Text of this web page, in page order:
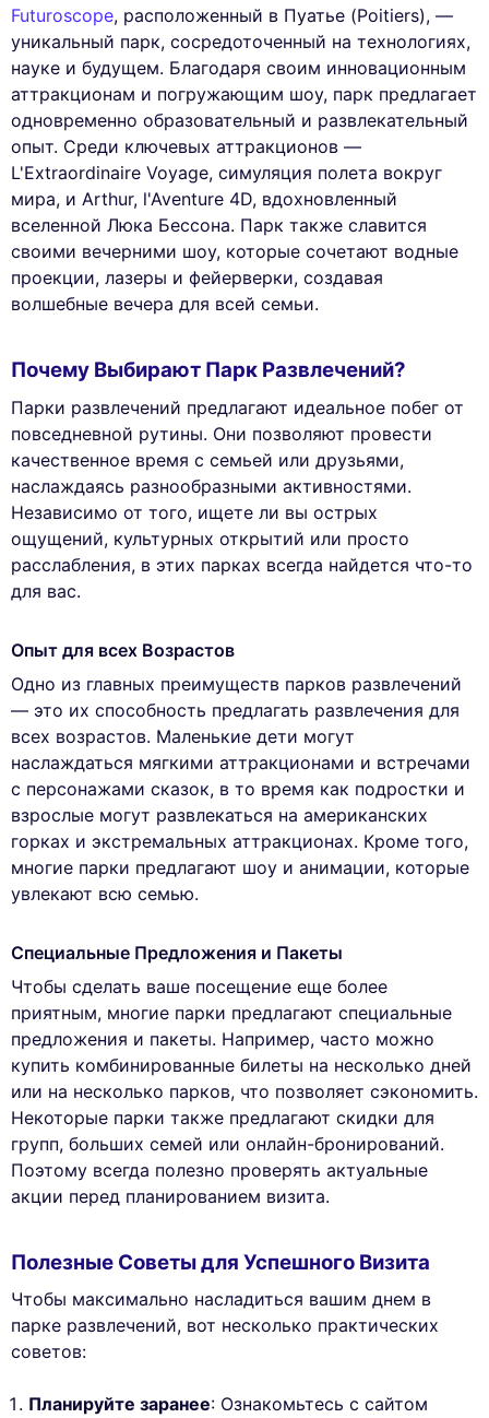
Futuroscope, расположенный в Пуатье (Poitiers), —
уникальный парк, сосредоточенный на технологиях,
науке и будущем. Благодаря своим инновационным
аттракционам и погружающим шоу, парк предлагает
одновременно образовательный и развлекательный
опыт. Среди ключевых аттракционов —
L'Extraordinaire Voyage, симуляция полета вокруг
мира, и Arthur, l'Aventure 4D, вдохновленный
вселенной Люка Бессона. Парк также славится
своими вечерними шоу, которые сочетают водные
проекции, лазеры и фейерверки, создавая
волшебные вечера для всей семьи.
Почему Выбирают Парк Развлечений?
Парки развлечений предлагают идеальное побег от
повседневной рутины. Они позволяют провести
качественное время с семьей или друзьями,
наслаждаясь разнообразными активностями.
Независимо от того, ищете ли вы острых
ощущений, культурных открытий или просто
расслабления, в этих парках всегда найдется что-то
для вас.
Опыт для всех Возрастов
Одно из главных преимуществ парков развлечений
— это их способность предлагать развлечения для
всех возрастов. Маленькие дети могут
наслаждаться мягкими аттракционами и встречами
с персонажами сказок, в то время как подростки и
взрослые могут развлекаться на американских
горках и экстремальных аттракционах. Кроме того,
многие парки предлагают шоу и анимации, которые
увлекают всю семью.
Специальные Предложения и Пакеты
Чтобы сделать ваше посещение еще более
приятным, многие парки предлагают специальные
предложения и пакеты. Например, часто можно
купить комбинированные билеты на несколько дней
или на несколько парков, что позволяет сэкономить.
Некоторые парки также предлагают скидки для
групп, больших семей или онлайн-бронирований.
Поэтому всегда полезно проверять актуальные
акции перед планированием визита.
Полезные Советы для Успешного Визита
Чтобы максимально насладиться вашим днем в
парке развлечений, вот несколько практических
советов:
Планируйте заранее: Ознакомьтесь с сайтом